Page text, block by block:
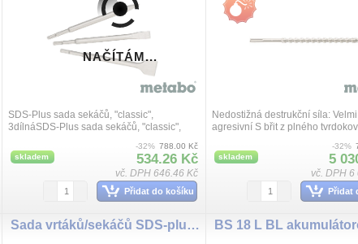
NAČÍTÁM...
SDS-Plus sada sekáčů, "classic",
3dílnáSDS-Plus sada sekáčů, "classic",
skladem
-32% 788.00 Kč
534.26 Kč
vč. DPH 646.46 Kč
Přidat do košíku
Nedostižná destrukční síla:
agresivní S břit z plného
s velkoobjemovými prachovými
skladem
-32%
5
vč. DPH 6
Přidat
Sada vrtáků/sekáčů SDS-plus SP, 10dílná